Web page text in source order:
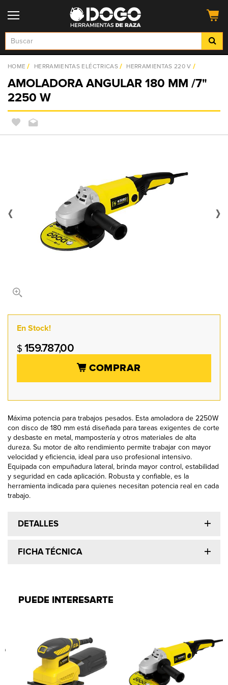
HOME HERRAMIENTAS ELÉCTRICAS HERRAMIENTAS 220 V
AMOLADORA ANGULAR 180 MM /7"
2250 W
En Stock!
$ 159.787,00
COMPRAR
Máxima potencia para trabajos pesados. Esta amoladora de 2250W
con disco de 180 mm está diseñada para tareas exigentes de corte
y desbaste en metal, mampostería y otros materiales de alta
dureza. Su motor de alto rendimiento permite trabajar con mayor
velocidad y eficiencia, ideal para uso profesional intensivo.
Equipada con empuñadura lateral, brinda mayor control, estabilidad
y seguridad en cada aplicación. Robusta y confiable, es la
herramienta indicada para quienes necesitan potencia real en cada
trabajo.
DETALLES
FICHA TÉCNICA
PUEDE INTERESARTE